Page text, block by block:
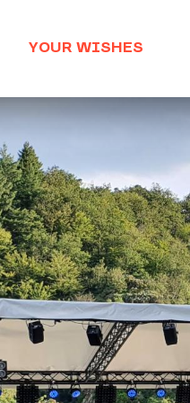
YOUR WISHES